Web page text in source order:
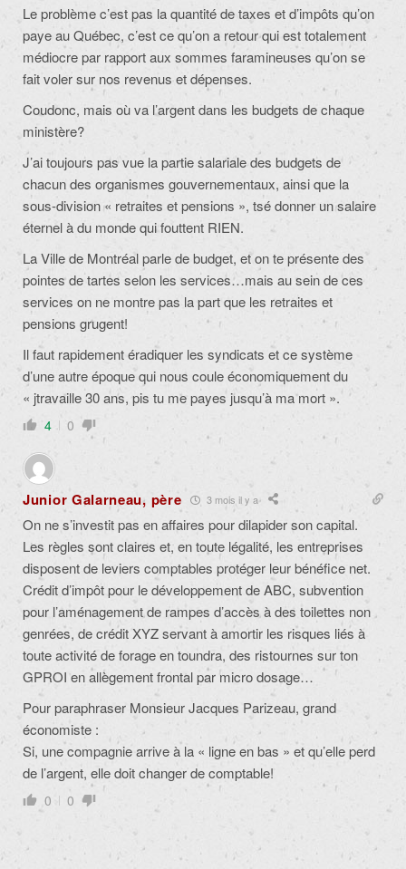
Le problème c’est pas la quantité de taxes et d’impôts qu’on
paye au Québec, c’est ce qu’on a retour qui est totalement
médiocre par rapport aux sommes faramineuses qu’on se
fait voler sur nos revenus et dépenses.
Coudonc, mais où va l’argent dans les budgets de chaque
ministère?
J’ai toujours pas vue la partie salariale des budgets de
chacun des organismes gouvernementaux, ainsi que la
sous-division « retraites et pensions », tsé donner un salaire
éternel à du monde qui fouttent RIEN.
La Ville de Montréal parle de budget, et on te présente des
pointes de tartes selon les services…mais au sein de ces
services on ne montre pas la part que les retraites et
pensions grugent!
Il faut rapidement éradiquer les syndicats et ce système
d’une autre époque qui nous coule économiquement du
« jtravaille 30 ans, pis tu me payes jusqu’à ma mort ».
4 0
Junior Galarneau, père 3 mois il y a
On ne s’investit pas en affaires pour dilapider son capital.
Les règles sont claires et, en toute légalité, les entreprises
disposent de leviers comptables protéger leur bénéfice net.
Crédit d’impôt pour le développement de ABC, subvention
pour l’aménagement de rampes d’accès à des toilettes non
genrées, de crédit XYZ servant à amortir les risques liés à
toute activité de forage en toundra, des ristournes sur ton
GPROI en allègement frontal par micro dosage…
Pour paraphraser Monsieur Jacques Parizeau, grand
économiste :
Si, une compagnie arrive à la « ligne en bas » et qu’elle perd
de l’argent, elle doit changer de comptable!
0 0